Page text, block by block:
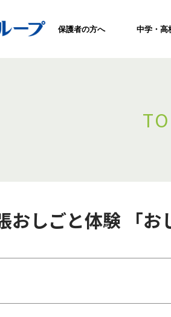
保護者の方へ 中学・高
おしごと体験 「お